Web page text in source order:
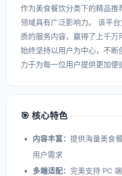
作为美食餐饮分类下的精品
领域具有广泛影响力。 该平
质的服务内容，赢得了上千
始终坚持以用户为中心，不断
力于为每一位用户提供更加便
🎯 核心特色
内容丰富： 提供海量美食
用户需求
多端适配： 完美支持 PC